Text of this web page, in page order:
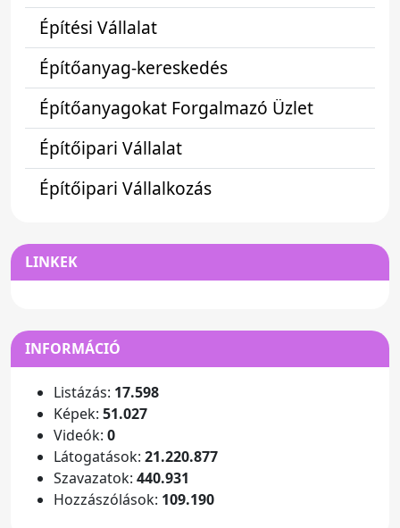
Építési Vállalat
Építőanyag-kereskedés
Építőanyagokat Forgalmazó Üzlet
Építőipari Vállalat
Építőipari Vállalkozás
LINKEK
INFORMÁCIÓ
Listázás: 17.598
Képek: 51.027
Videók: 0
Látogatások: 21.220.877
Szavazatok: 440.931
Hozzászólások: 109.190